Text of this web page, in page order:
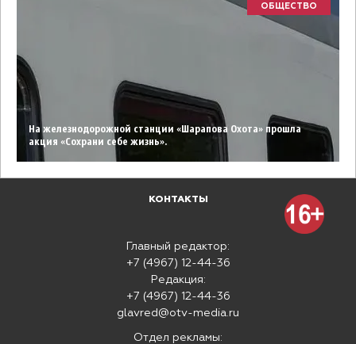
ОБЩЕСТВО
На железнодорожной станции «Шарапова Охота» прошла
акция «Сохрани себе жизнь».
КОНТАКТЫ
Главный редактор:
+7 (4967) 12-44-36
Редакция:
+7 (4967) 12-44-36
glavred@otv-media.ru
Отдел рекламы: